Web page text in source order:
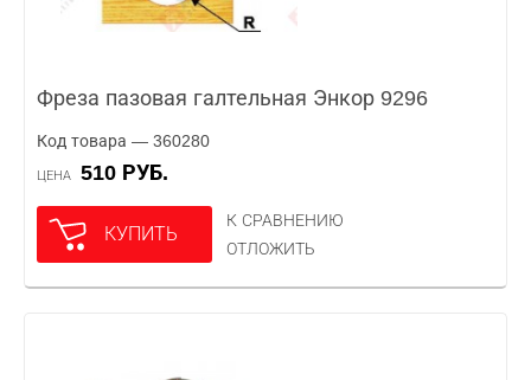
Фреза пазовая галтельная Энкор 9296
Код товара — 360280
ЦЕНА 510 РУБ.
КУПИТЬ
К СРАВНЕНИЮ
ОТЛОЖИТЬ